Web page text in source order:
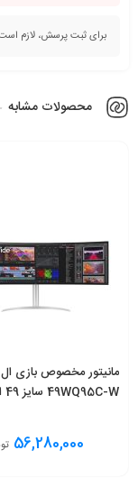
برای ثبت پرسش، لازم
محصولات مشابه
مانیتور مخصوص بازی
49WQ95C-W سایز 49 اینچ
56,280,000